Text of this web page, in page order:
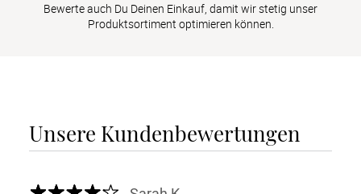
Bewerte auch Du Deinen Einkauf, damit wir stetig unser
Produktsortiment optimieren können.
Unsere Kundenbewertungen